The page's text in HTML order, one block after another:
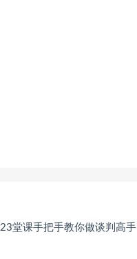
23堂课手把手教你做谈判高手